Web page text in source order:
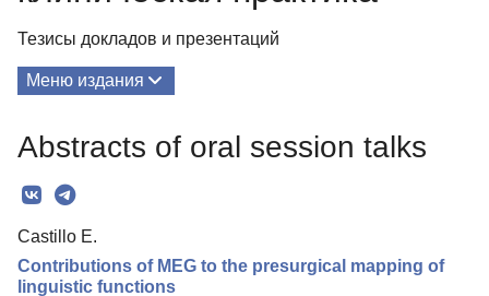
Тезисы докладов и презентаций
Меню издания
Текст
Авторы
Контакты
Abstracts of oral session talks
Castillo E.
Contributions of MEG to the presurgical mapping of
linguistic functions